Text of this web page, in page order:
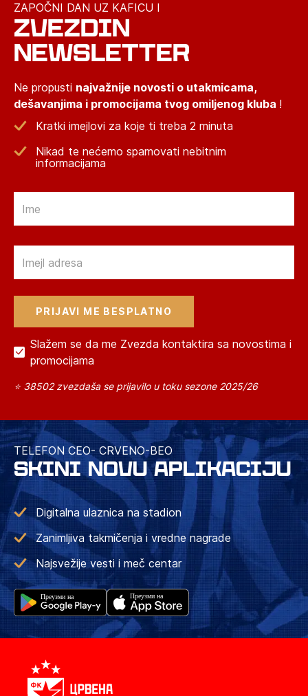
ZAPOČNI DAN UZ KAFICU I
ZVEZDIN
NEWSLETTER
Ne propusti najvažnije novosti o utakmicama,
dešavanjima i promocijama tvog omiljenog kluba !
Kratki imejlovi za koje ti treba 2 minuta
Nikad te nećemo spamovati nebitnim
informacijama
Slažem se da me Zvezda kontaktira sa novostima i
promocijama
⭐ 38502 zvezdaša se prijavilo u toku sezone 2025/26
TELEFON CEO- CRVENO-BEO
SKINI NOVU APLIKACIJU
Digitalna ulaznica na stadion
Zanimljiva takmičenja i vredne nagrade
Najsvežije vesti i meč centar